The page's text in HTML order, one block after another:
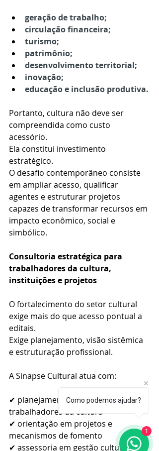
geração de trabalho;
circulação financeira;
turismo;
patrimônio;
desenvolvimento territorial;
inovação;
educação e inclusão produtiva.
Portanto, cultura não deve ser
compreendida como custo
acessório.
Ela constitui investimento
estratégico.
O desafio contemporâneo consiste
em ampliar acesso, qualificar
agentes e estruturar projetos
capazes de transformar recursos em
impacto econômico, social e
simbólico.
Consultoria estratégica para
trabalhadores da cultura,
instituições e projetos
O fortalecimento do setor cultural
exige mais do que acesso pontual a
editais.
Exige planejamento, visão sistêmica
e estruturação profissional.
A Sinapse Cultural atua com:
✔ planejamento estratégico para
trabalhadores da cultura
✔ orientação em projetos e
mecanismos de fomento
✔ assessoria em gestão cultural e
Como podemos ajudar?
1